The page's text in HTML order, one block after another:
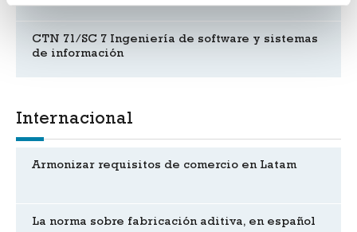
CTN 71/SC 7 Ingeniería de software y sistemas
de información
Internacional
Armonizar requisitos de comercio en Latam
La norma sobre fabricación aditiva, en español